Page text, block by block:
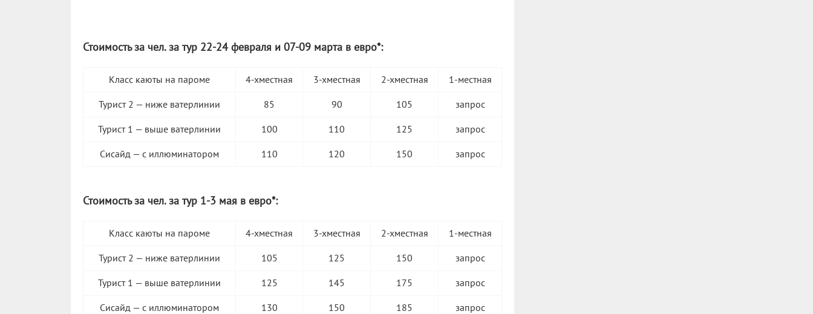
Стоимость за чел. за тур 22-24 февраля и 07-09 марта в евро*:
Класс каюты на пароме 4-хместная 3-хместная 2-хместная 1-местная
Турист 2 — ниже ватерлинии 85 90 105 запрос
Турист 1 — выше ватерлинии 100 110 125 запрос
Сисайд — с иллюминатором 110 120 150 запрос
Стоимость за чел. за тур 1-3 мая в евро*:
Класс каюты на пароме 4-хместная 3-хместная 2-хместная 1-местная
Турист 2 — ниже ватерлинии 105 125 150 запрос
Турист 1 — выше ватерлинии 125 145 175 запрос
Сисайд — с иллюминатором 130 150 185 запрос